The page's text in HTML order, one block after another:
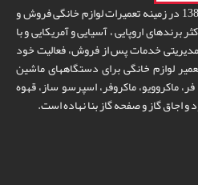
این شرکت فعالیت خود را از سال 1384 در زمینه تعمیرات لوازم خانگی فروش و
اروپایی ، آسیایی و آمریکایی و با
خدمات پس از فروش، فعالیت خود
لوازم خانگی برای دستگاههای ماشین
ماکروویو، ماکروفر، اسپرسو ساز، قهوه
و اجاق گاز و صفحه گاز بنا نهاده است.